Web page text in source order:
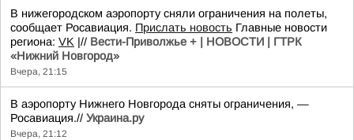
В нижегородском аэропорту сняли ограничения на полеты,
сообщает Росавиация. Прислать новость Главные новости
региона: VK |// Вести-Приволжье + | НОВОСТИ | ГТРК
«Нижний Новгород»
Вчера, 21:15
В аэропорту Нижнего Новгорода сняты ограничения, —
Росавиация.// Украина.ру
Вчера, 21:12